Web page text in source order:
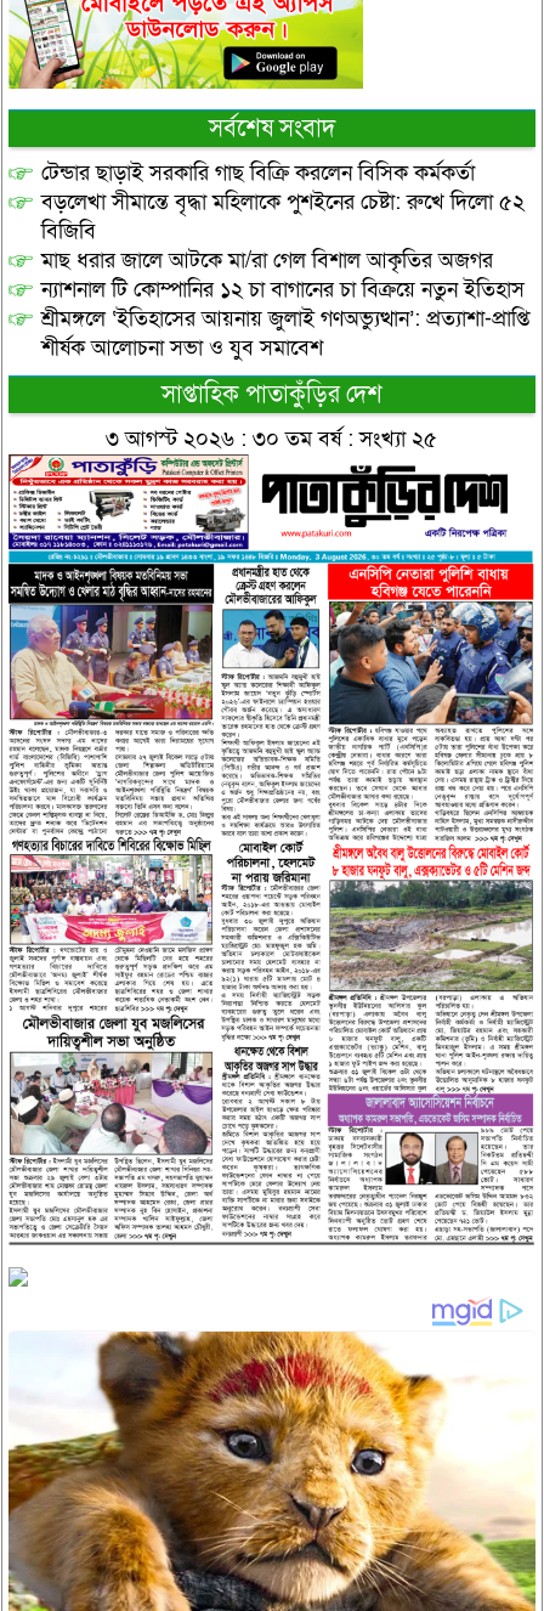
সর্বশেষ সংবাদ
টেন্ডার ছাড়াই সরকারি গাছ বিক্রি করলেন বিসিক কর্মকর্তা
বড়লেখা সীমান্তে বৃদ্ধা মহিলাকে পুশইনের চেষ্টা: রুখে দিলো ৫২
বিজিবি
মাছ ধরার জালে আটকে মা/রা গেল বিশাল আকৃতির অজগর
ন্যাশনাল টি কোম্পানির ১২ চা বাগানের চা বিক্রয়ে নতুন ইতিহাস
শ্রীমঙ্গলে ‘ইতিহাসের আয়নায় জুলাই গণঅভ্যুত্থান’: প্রত্যাশা-প্রাপ্তি
শীর্ষক আলোচনা সভা ও যুব সমাবেশ
সাপ্তাহিক পাতাকুঁড়ির দেশ
৩ আগস্ট ২০২৬ : ৩০ তম বর্ষ : সংখ্যা ২৫